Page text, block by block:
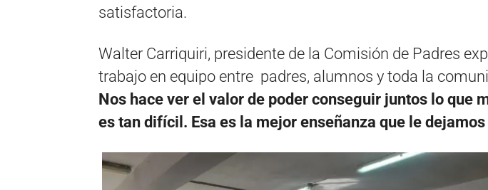
satisfactoria.
Walter Carriquiri, presidente de la Comisión de Padres
trabajo en equipo entre padres, alumnos y toda la
Nos hace ver el valor de poder conseguir juntos lo que
es tan difícil. Esa es la mejor enseñanza que le